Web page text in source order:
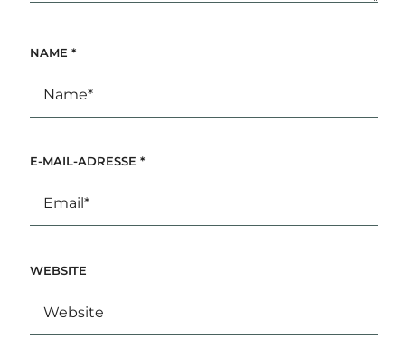
NAME *
E-MAIL-ADRESSE *
WEBSITE